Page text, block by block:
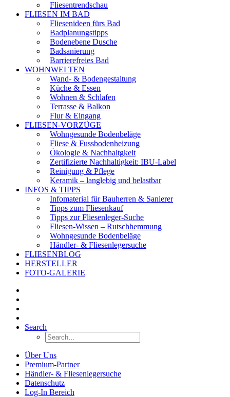
Fliesentrendschau
FLIESEN IM BAD
Fliesenideen fürs Bad
Badplanungstipps
Bodenebene Dusche
Badsanierung
Barrierefreies Bad
WOHNWELTEN
Wand- & Bodengestaltung
Küche & Essen
Wohnen & Schlafen
Terrasse & Balkon
Flur & Eingang
FLIESEN-VORZÜGE
Wohngesunde Bodenbeläge
Fliese & Fussbodenheizung
Ökologie & Nachhaltgkeit
Zertifizierte Nachhaltigkeit: IBU-Label
Reinigung & Pflege
Keramik – langlebig und belastbar
INFOS & TIPPS
Infomaterial für Bauherren & Sanierer
Tipps zum Fliesenkauf
Tipps zur Fliesenleger-Suche
Fliesen-Wissen – Rutschhemmung
Wohngesunde Bodenbeläge
Händler- & Fliesenlegersuche
FLIESENBLOG
HERSTELLER
FOTO-GALERIE
Search
Über Uns
Premium-Partner
Händler- & Fliesenlegersuche
Datenschutz
Log-In Bereich